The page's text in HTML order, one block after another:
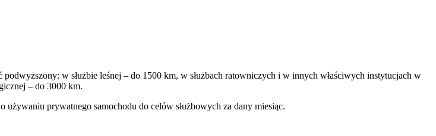
w służbie leśnej – do 1500 km, w służbach ratowniczych i w innych właściwych instytucjach w
– do 3000 km.
prywatnego samochodu do celów służbowych za dany miesiąc.